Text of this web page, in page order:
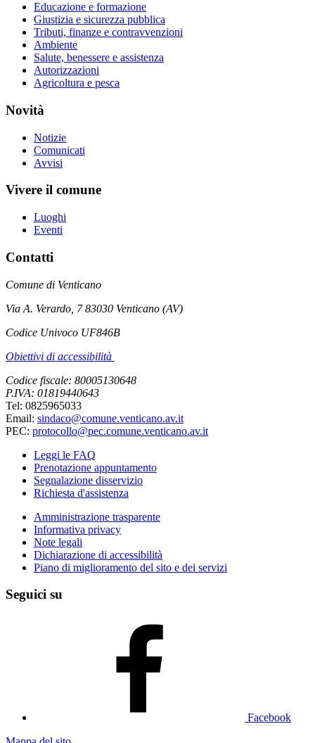
Educazione e formazione
Giustizia e sicurezza pubblica
Tributi, finanze e contravvenzioni
Ambiente
Salute, benessere e assistenza
Autorizzazioni
Agricoltura e pesca
Novità
Notizie
Comunicati
Avvisi
Vivere il comune
Luoghi
Eventi
Contatti
Comune di Venticano
Via A. Verardo, 7 83030 Venticano (AV)
Codice Univoco UF846B
Obiettivi di accessibilità
Codice fiscale: 80005130648
P.IVA: 01819440643
Tel: 0825965033
Email: sindaco@comune.venticano.av.it
PEC: protocollo@pec.comune.venticano.av.it
Leggi le FAQ
Prenotazione appuntamento
Segnalazione disservizio
Richiesta d'assistenza
Amministrazione trasparente
Informativa privacy
Note legali
Dichiarazione di accessibilità
Piano di miglioramento del sito e dei servizi
Seguici su
Facebook